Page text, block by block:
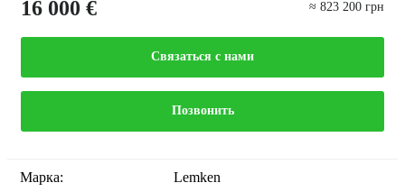
16 000 € ≈ 823 200 грн
Связаться с нами
Позвонить
Марка: Lemken